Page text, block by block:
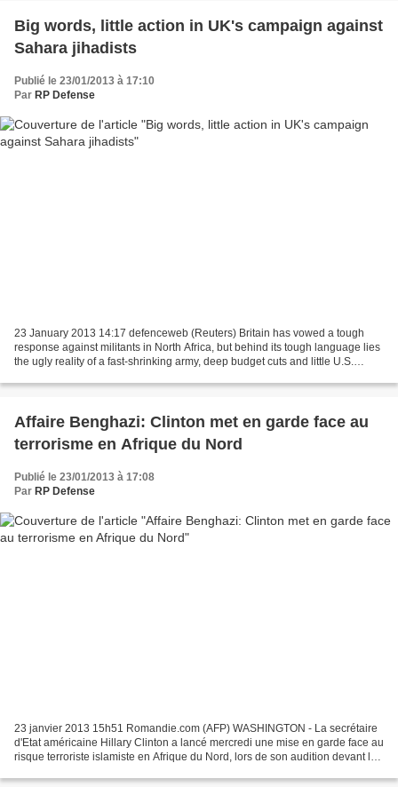
Big words, little action in UK's campaign against
Sahara jihadists
Publié le 23/01/2013 à 17:10
Par RP Defense
23 January 2013 14:17 defenceweb (Reuters) Britain has vowed a tough
response against militants in North Africa, but behind its tough language lies
the ugly reality of a fast-shrinking army, deep budget cuts and little U.S.
Affaire Benghazi: Clinton met en garde face au
terrorisme en Afrique du Nord
Publié le 23/01/2013 à 17:08
Par RP Defense
23 janvier 2013 15h51 Romandie.com (AFP) WASHINGTON - La secrétaire
d'Etat américaine Hillary Clinton a lancé mercredi une mise en garde face au
risque terroriste islamiste en Afrique du Nord, lors de son audition devant le